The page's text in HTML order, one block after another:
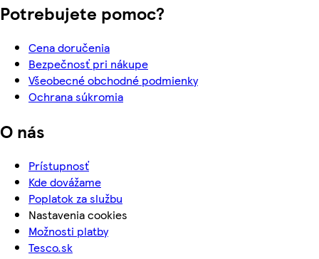
Potrebujete pomoc?
Cena doručenia
Bezpečnosť pri nákupe
Všeobecné obchodné podmienky
Ochrana súkromia
O nás
Prístupnosť
Kde dovážame
Poplatok za službu
Nastavenia cookies
Možnosti platby
Tesco.sk